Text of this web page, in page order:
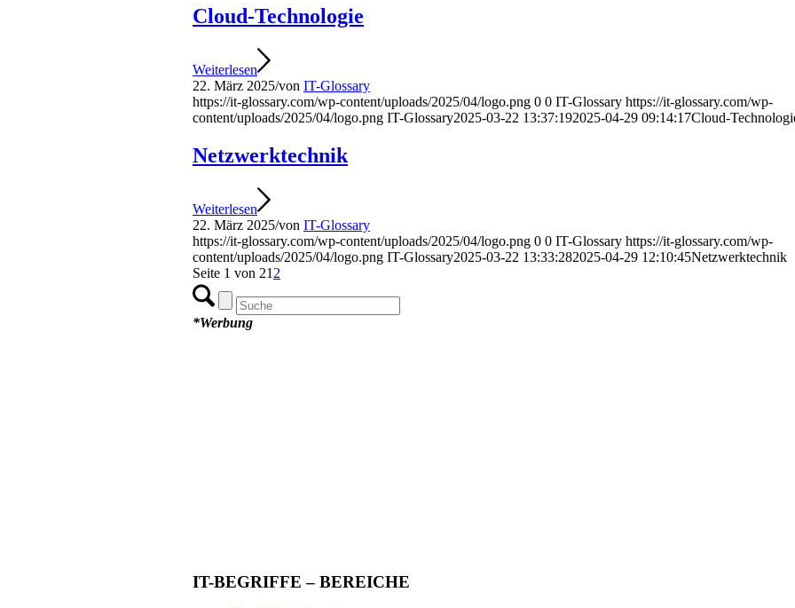
Cloud-Technologie
Weiterlesen
22. März 2025/von IT-Glossary
https://it-glossary.com/wp-content/uploads/2025/04/logo.png 0 0 IT-Glossary https://it-glossary.com/wp-
content/uploads/2025/04/logo.png IT-Glossary2025-03-22 13:37:192025-04-29 09:14:17Cloud-
Netzwerktechnik
Weiterlesen
22. März 2025/von IT-Glossary
https://it-glossary.com/wp-content/uploads/2025/04/logo.png 0 0 IT-Glossary https://it-glossary.com/wp-
content/uploads/2025/04/logo.png IT-Glossary2025-03-22 13:33:282025-04-29 12:10:45Netzwerktechnik
Seite 1 von 21 2
*Werbung
IT-BEGRIFFE – BEREICHE